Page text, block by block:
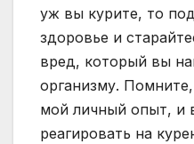
уж вы курите, то
здоровье и
вред, который вы
организму.
мой личный опыт, и
реагировать на